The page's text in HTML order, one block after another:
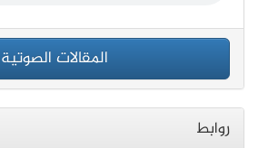
المقالات الصوتية
روابط